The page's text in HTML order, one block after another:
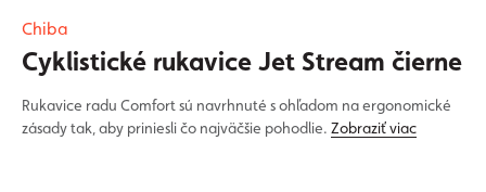
Chiba
Cyklistické rukavice Jet Stream čierne
Rukavice radu Comfort sú navrhnuté s ohľadom na ergonomické
zásady tak, aby priniesli čo najväčšie pohodlie. Zobraziť viac